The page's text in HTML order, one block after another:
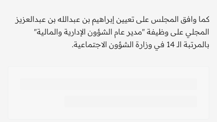
كما وافق المجلس على تعيين إبراهيم بن عبدالله بن عبدالعزيز
المجلي على وظيفة "مدير عام الشؤون الإدارية والمالية"
بالمرتبة الـ 14 في وزارة الشؤون الاجتماعية.